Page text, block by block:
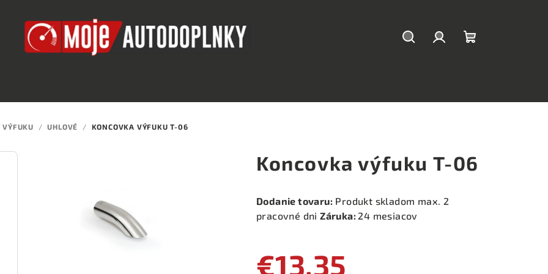
VÝFUKU / UHLOVÉ / KONCOVKA VÝFUKU T-06
Koncovka výfuku T-06
Dodanie tovaru: Produkt skladom max. 2
pracovné dniZáruka: 24 mesiacov
€13,35